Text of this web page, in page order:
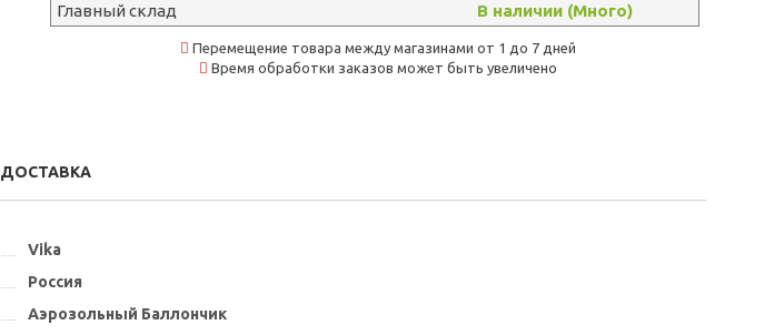
Главный склад
В наличии (Много)
Перемещение товара между магазинами от 1 до 7 дней
Время обработки заказов может быть увеличено
ДОСТАВКА
Vika
Россия
Аэрозольный Баллончик